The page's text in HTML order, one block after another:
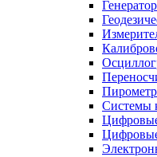
Системы